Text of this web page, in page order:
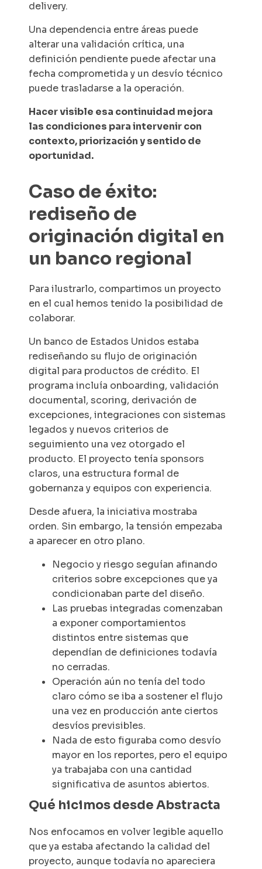
delivery.
Una dependencia entre áreas puede
alterar una validación crítica, una
definición pendiente puede afectar una
fecha comprometida y un desvío técnico
puede trasladarse a la operación.
Hacer visible esa continuidad mejora
las condiciones para intervenir con
contexto, priorización y sentido de
oportunidad.
Caso de éxito:
rediseño de
originación digital en
un banco regional
Para ilustrarlo, compartimos un proyecto
en el cual hemos tenido la posibilidad de
colaborar.
Un banco de Estados Unidos estaba
rediseñando su flujo de originación
digital para productos de crédito. El
programa incluía onboarding, validación
documental, scoring, derivación de
excepciones, integraciones con sistemas
legados y nuevos criterios de
seguimiento una vez otorgado el
producto. El proyecto tenía sponsors
claros, una estructura formal de
gobernanza y equipos con experiencia.
Desde afuera, la iniciativa mostraba
orden. Sin embargo, la tensión empezaba
a aparecer en otro plano.
Negocio y riesgo seguían afinando
criterios sobre excepciones que ya
condicionaban parte del diseño.
Las pruebas integradas comenzaban
a exponer comportamientos
distintos entre sistemas que
dependían de definiciones todavía
no cerradas.
Operación aún no tenía del todo
claro cómo se iba a sostener el flujo
una vez en producción ante ciertos
desvíos previsibles.
Nada de esto figuraba como desvío
mayor en los reportes, pero el equipo
ya trabajaba con una cantidad
significativa de asuntos abiertos.
Qué hicimos desde Abstracta
Nos enfocamos en volver legible aquello
que ya estaba afectando la calidad del
proyecto, aunque todavía no apareciera